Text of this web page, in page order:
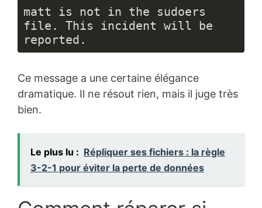
matt is not in the sudoers
file. This incident will be
reported.
Ce message a une certaine élégance
dramatique. Il ne résout rien, mais il juge très
bien.
Le plus lu : Répliquer ses fichiers : la règle
3-2-1 pour éviter la perte de données